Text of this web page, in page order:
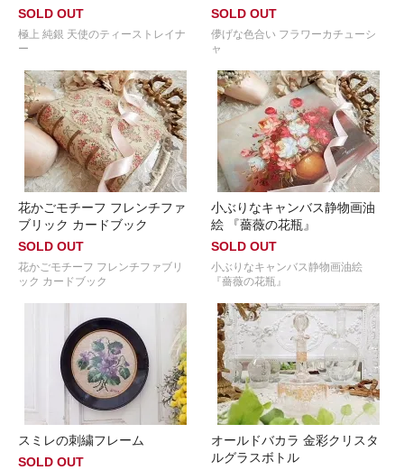
SOLD OUT
極上 純銀 天使のティーストレイナ
ー
SOLD OUT
儚げな色合い フラワーカチューシ
ャ
花かごモチーフ フレンチファ
ブリック カードブック
SOLD OUT
花かごモチーフ フレンチファブリ
ック カードブック
小ぶりなキャンバス静物画油
絵 『薔薇の花瓶』
SOLD OUT
小ぶりなキャンバス静物画油絵
『薔薇の花瓶』
スミレの刺繍フレーム
SOLD OUT
オールドバカラ 金彩クリスタ
ルグラスボトル